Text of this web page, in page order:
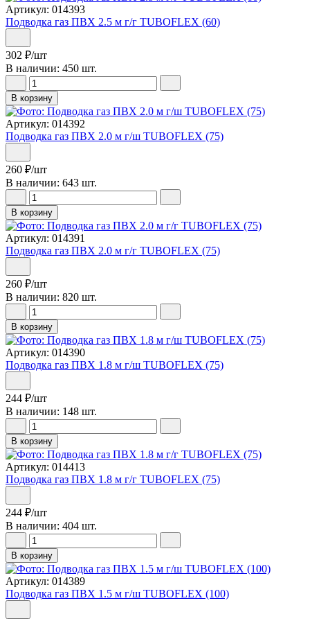
Артикул: 014393
Подводка газ ПВХ 2.5 м г/г TUBOFLEX (60)
302 ₽/шт
В наличии: 450 шт.
В корзину
Артикул: 014392
Подводка газ ПВХ 2.0 м г/ш TUBOFLEX (75)
260 ₽/шт
В наличии: 643 шт.
В корзину
Артикул: 014391
Подводка газ ПВХ 2.0 м г/г TUBOFLEX (75)
260 ₽/шт
В наличии: 820 шт.
В корзину
Артикул: 014390
Подводка газ ПВХ 1.8 м г/ш TUBOFLEX (75)
244 ₽/шт
В наличии: 148 шт.
В корзину
Артикул: 014413
Подводка газ ПВХ 1.8 м г/г TUBOFLEX (75)
244 ₽/шт
В наличии: 404 шт.
В корзину
Артикул: 014389
Подводка газ ПВХ 1.5 м г/ш TUBOFLEX (100)